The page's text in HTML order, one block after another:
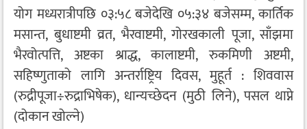
योग मध्यरात्रीपछि ०३:५८ बजेदेखि ०५:३४ बजेसम्म, कार्तिक
मसान्त, बुधाष्टमी व्रत, भैरवाष्टमी, गोरखकाली पूजा, साँझमा
भैरवोत्पत्ति, अष्टका श्राद्ध, कालाष्टमी, रुकमिणी अष्टमी,
सहिष्णुताको लागि अन्तर्राष्ट्रिय दिवस, मुहूर्त : शिववास
(रुद्रीपूजा÷रुद्राभिषेक), धान्यच्छेदन (मुठी लिने), पसल थाप्ने
(दोकान खोल्ने)